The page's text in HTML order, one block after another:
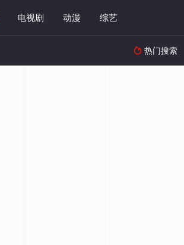
电视剧 动漫 综艺
 热门搜索